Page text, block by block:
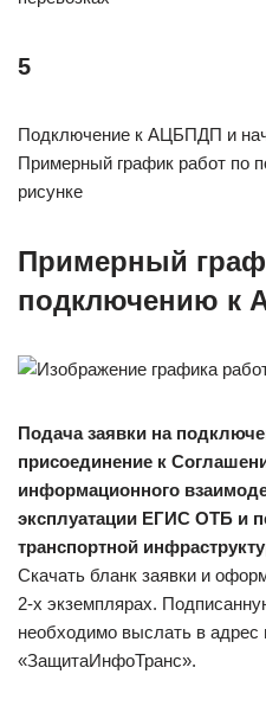
5
Подключение к АЦБПДП и
Примерный график работ по
рисунке
Примерный
подключению к
Подача заявки на
присоединение к
информационного
эксплуатации ЕГИС ОТБ и
транспортной
Скачать бланк заявки и
2-х экземплярах.
необходимо выслать в
«ЗащитаИнфоТранс».